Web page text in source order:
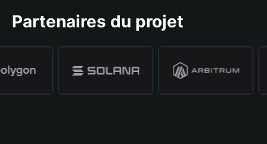
Partenaires du projet